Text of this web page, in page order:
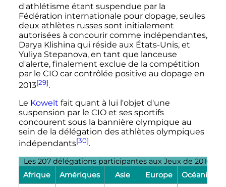
d'athlétisme étant suspendue par la
Fédération internationale pour dopage, seules
deux athlètes russes sont initialement
autorisées à concourir comme indépendantes,
Darya Klishina qui réside aux États-Unis, et
Yuliya Stepanova, en tant que lanceuse
d'alerte, finalement exclue de la compétition
par le CIO car contrôlée positive au dopage en
2013[29].
Le Koweït fait quant à lui l'objet d'une
suspension par le CIO et ses sportifs
concourent sous la bannière olympique au
sein de la délégation des athlètes olympiques
indépendants[30].
Les 207 délégations participantes aux Jeux de 2016
Afrique
Amériques Asie Europe Océanie